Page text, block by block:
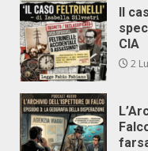
Il
CIA
2